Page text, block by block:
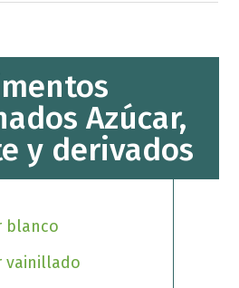
Azúcar,
y derivados
blanco
vainillado